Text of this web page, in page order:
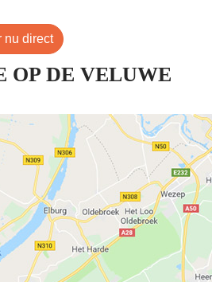
nu direct
OP DE VELUWE